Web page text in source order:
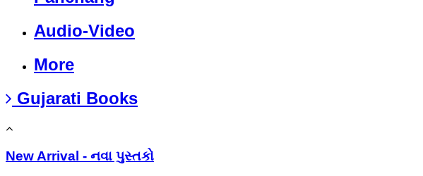
Audio-Video
More
Gujarati Books
New Arrival - નવા પુસ્તકો